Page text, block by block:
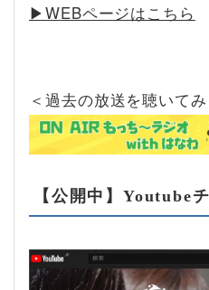
▶︎WEBページはこちら
＜過去の放送を聴いてみ
【公開中】Youtube